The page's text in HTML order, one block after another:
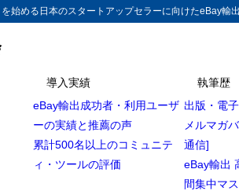
める日本のスタートアップセラーに向けたeBay輸
導入実績
eBay輸出成功者・利用ユーザ
ーの実績と推薦の声
累計500名以上のコミュニテ
ィ・ツールの評価
執筆歴
出版・電
メルマガ
通信]
eBay輸出
間集中マ
する方法[完全攻略法]
、在庫数を自動的に同期する方法